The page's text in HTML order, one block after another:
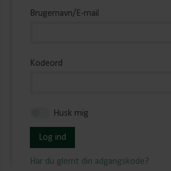
Brugernavn/E-mail
Kodeord
Husk mig
Log ind
Har du glemt din adgangskode?